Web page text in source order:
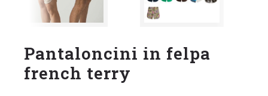
Pantaloncini in felpa
french terry